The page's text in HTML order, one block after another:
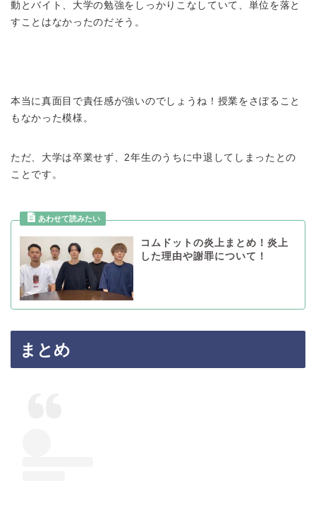
動とバイト、大学の勉強をしっかりこなしていて、単位を落と
すことはなかったのだそう。
本当に真面目で責任感が強いのでしょうね！授業をさぼること
もなかった模様。
ただ、大学は卒業せず、2年生のうちに中退してしまったとの
ことです。
コムドットの炎上まとめ！炎上
した理由や謝罪について！
まとめ